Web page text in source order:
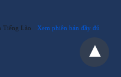
Tiếng Lào Xem phiên bản đầy đủ